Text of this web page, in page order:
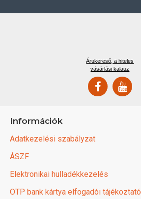
Árukereső, a hiteles
vásárlási kalauz
Információk
Adatkezelési szabályzat
ÁSZF
Elektronikai hulladékkezelés
OTP bank kártya elfogadói tájékoztató